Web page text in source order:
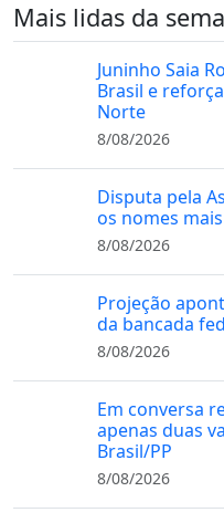
Mais lidas da
Juninho Saia
Brasil e
Norte
8/08/2026
Disputa pela
os nomes
8/08/2026
Projeção
da bancada
8/08/2026
Em conversa
apenas duas
Brasil/PP
8/08/2026